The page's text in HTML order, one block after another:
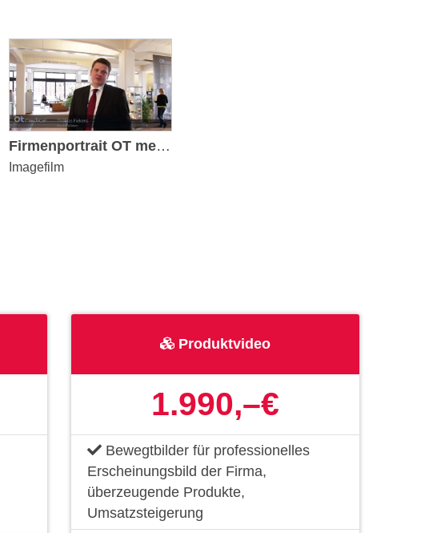
Business-Talk
Business-Talk
Firmenportrait OT medical GmbH
Imagefilm
Produktvideo
1.990,–€
Bewegtbilder für professionelles
Erscheinungsbild der Firma,
überzeugende Produkte,
Umsatzsteigerung